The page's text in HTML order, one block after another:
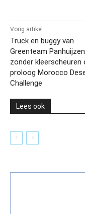
Vorig artikel
Truck en buggy van
Greenteam Panhuijzen
zonder kleerscheuren
proloog Morocco
Challenge
Lees ook